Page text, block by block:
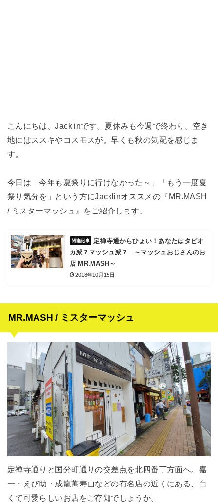
こんにちは、Jacklinです。夏休みも今週で終わり。空き
地にはススキやコスモスが。早くも秋の気配を感じま
す。
今日は「今年も夏祭りに行けなかった～」「もう一度夏
祭り気分を」という方にJacklinオススメの『MR.MASH
/ ミスターマッシュ』をご紹介します。
定禅寺通からひょい！あなたはタピオ
カ派？マッシュ派？ ～マッシュおじさんのお
店 MR.MASH～
2018年10月15日
MR.MASH / ミスターマッシュ
定禅寺通りと国分町通りの交差点を北四番丁方面へ。嘉
一・えび助・成龍萬寿山などの有名店の近くにある、白
くて可愛らしいお店をご存知でしょうか。